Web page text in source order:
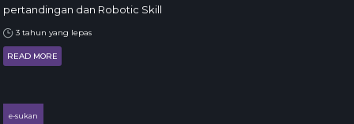
pertandingan dan Robotic Skill
3 tahun yang lepas
READ MORE
e-sukan